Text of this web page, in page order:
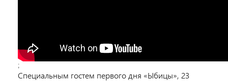
;
Специальным гостем первого дня «Ыбицы», 23